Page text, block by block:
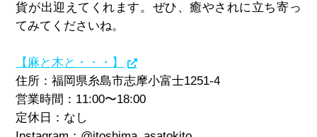
貨が出迎えてくれます。ぜひ、癒やされに立ち寄っ
てみてくださいね。
【麻と木と・・・】
住所：福岡県糸島市志摩小富士1251-4
営業時間：11:00〜18:00
定休日：なし